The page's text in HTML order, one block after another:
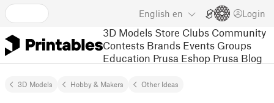
English en Login
3D Models Store Clubs Community
Contests Brands Events Groups
Education Prusa Eshop Prusa Blog
3D Models Hobby & Makers Other Ideas